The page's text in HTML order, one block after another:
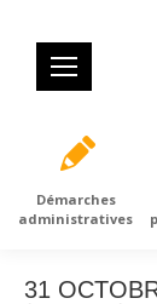
Démarches
administratives
31